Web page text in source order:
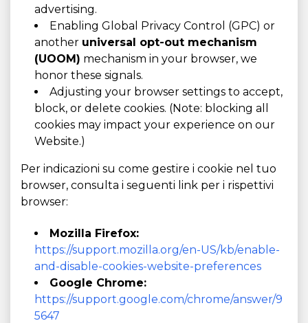
advertising.
Enabling Global Privacy Control (GPC) or
another universal opt-out mechanism
(UOOM) mechanism in your browser, we
honor these signals.
Adjusting your browser settings to accept,
block, or delete cookies. (Note: blocking all
cookies may impact your experience on our
Website.)
Per indicazioni su come gestire i cookie nel tuo
browser, consulta i seguenti link per i rispettivi
browser:
Mozilla Firefox:
https://support.mozilla.org/en-US/kb/enable-
and-disable-cookies-website-preferences
Google Chrome:
https://support.google.com/chrome/answer/9
5647